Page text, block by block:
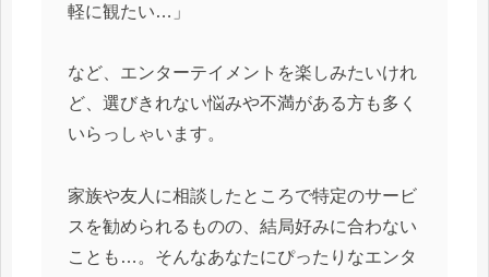
軽に観たい…」
など、エンターテイメントを楽しみたいけれ
ど、選びきれない悩みや不満がある方も多く
いらっしゃいます。
家族や友人に相談したところで特定のサービ
スを勧められるものの、結局好みに合わない
ことも…。そんなあなたにぴったりなエンタ